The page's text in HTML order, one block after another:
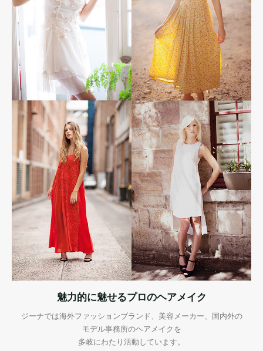
魅力的に魅せるプロのヘアメイク
ジーナでは海外ファッションブランド、美容メーカー、国内外の
モデル事務所のヘアメイクを
多岐にわたり活動しています。